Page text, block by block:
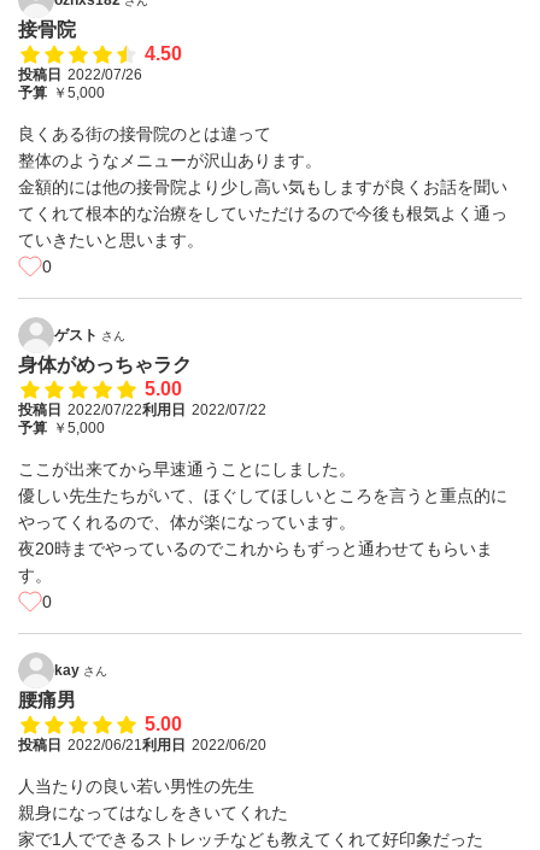
接骨院
4.50
投稿日 2022/07/26
予算 ￥5,000
良くある街の接骨院のとは違って
整体のようなメニューが沢山あります。
金額的には他の接骨院より少し高い気もしますが良くお話を聞い
てくれて根本的な治療をしていただけるので今後も根気よく通っ
ていきたいと思います。
0
ゲスト さん
身体がめっちゃラク
5.00
投稿日 2022/07/22利用日 2022/07/22
予算 ￥5,000
ここが出来てから早速通うことにしました。
優しい先生たちがいて、ほぐしてほしいところを言うと重点的に
やってくれるので、体が楽になっています。
夜20時までやっているのでこれからもずっと通わせてもらいま
す。
0
kay さん
腰痛男
5.00
投稿日 2022/06/21利用日 2022/06/20
人当たりの良い若い男性の先生
親身になってはなしをきいてくれた
家で1人でできるストレッチなども教えてくれて好印象だった